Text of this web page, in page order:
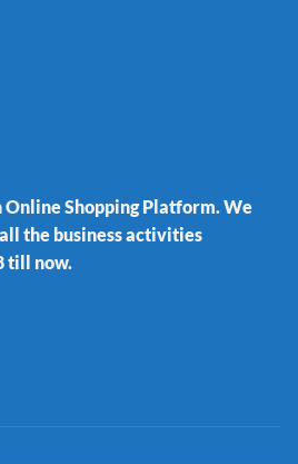
Online Shopping Platform. We
the business activities
till now.